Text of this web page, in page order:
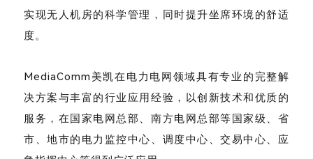
实现无人机房的科学管理，同时提升坐席环境的舒适
度。
MediaComm美凯在电力电网领域具有专业的完整解
决方案与丰富的行业应用经验，以创新技术和优质的
服务，在国家电网总部、南方电网总部等国家级、省
市、地市的电力监控中心、调度中心、交易中心、应